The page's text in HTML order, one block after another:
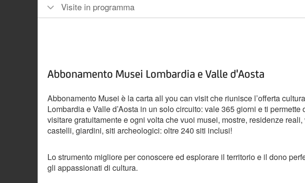
Visite in programma
Abbonamento Musei Lombardia e Valle d'Aosta
Abbonamento Musei è la carta all you can visit che riunisce l’offerta
Lombardia e Valle d’Aosta in un solo circuito: vale 365 giorni e ti permette
visitare gratuitamente e ogni volta che vuoi musei, mostre, residenze reali,
castelli, giardini, siti archeologici: oltre 240 siti inclusi!
Lo strumento migliore per conoscere ed esplorare il territorio e il dono
gli appassionati di cultura.